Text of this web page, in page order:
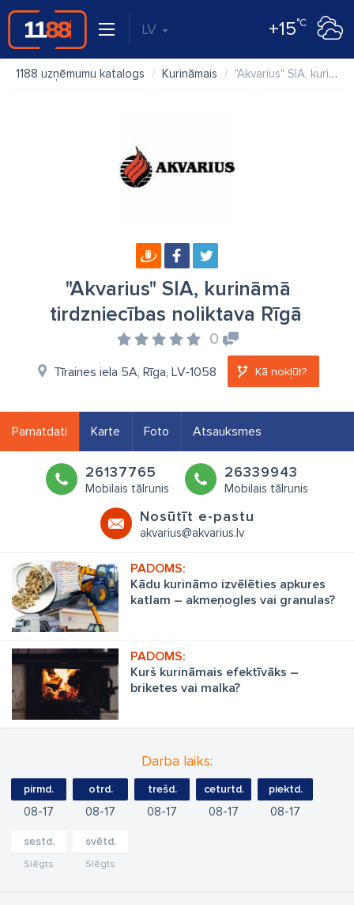
LV +15°C
1188 uzņēmumu katalogs Kurināmais "Akvarius" SIA, kurināmā tirdzniecības noliktava Rīgā
"Akvarius" SIA, kurināmā
tirdzniecības noliktava Rīgā
0
Tīraines iela 5A, Rīga, LV-1058 Kā nokļūt?
Pamatdati Karte Foto Atsauksmes
26137765
Mobilais tālrunis
26339943
Mobilais tālrunis
Nosūtīt e-pastu
akvarius@akvarius.lv
Kādu kurināmo izvēlēties apkures
katlam – akmeņogles vai granulas?
Kurš kurināmais efektīvāks –
briketes vai malka?
Darba laiks:
pirmd.
08 17
otrd.
08 17
trešd.
08 17
ceturtd.
08 17
piektd.
08 17
sestd.
Slēgts
svētd.
Slēgts